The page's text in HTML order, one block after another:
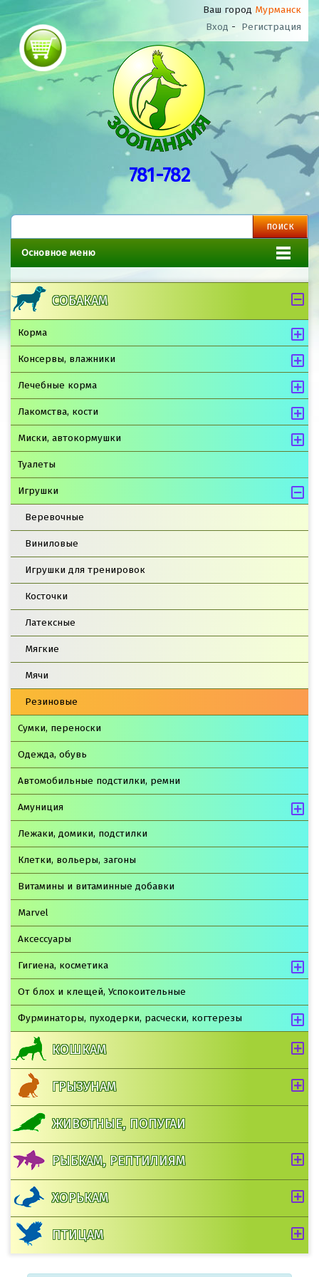
Ваш город Мурманск
Вход - Регистрация
781-782
Основное меню
СОБАКАМ
Корма
Консервы, влажники
Лечебные корма
Лакомства, кости
Миски, автокормушки
Туалеты
Игрушки
Веревочные
Виниловые
Игрушки для тренировок
Косточки
Латексные
Мягкие
Мячи
Резиновые
Сумки, переноски
Одежда, обувь
Автомобильные подстилки, ремни
Амуниция
Лежаки, домики, подстилки
Клетки, вольеры, загоны
Витамины и витаминные добавки
Marvel
Аксессуары
Гигиена, косметика
От блох и клещей, Успокоительные
Фурминаторы, пуходерки, расчески, когтерезы
КОШКАМ
ГРЫЗУНАМ
ЖИВОТНЫЕ, ПОПУГАИ
РЫБКАМ, РЕПТИЛИЯМ
ХОРЬКАМ
ПТИЦАМ